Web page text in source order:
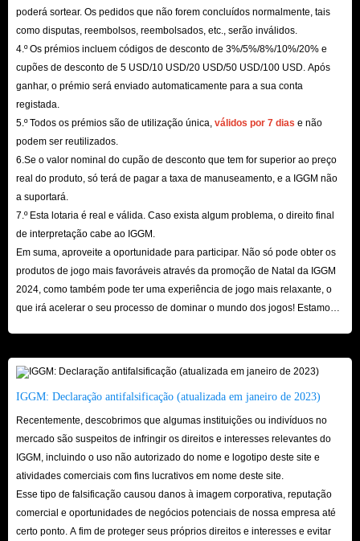
notar ofertas a chegar ao seu telefone. Antes de fechar um acordo, no
entanto, faça uma contraproposta para que possa ganhar mais dinheiro
por cada produto vendido. À medida que desbloqueia as opções
realmente caras mais à frente no jogo, o dinheiro que pode ganhar com
Servir um cliente: pode fazer sentido mostrar o seu produto a vários
clientes e pedir ofertas maiores, mas entregar rapidamente dá-lhe
recompensas extra. Atender um cliente irá ajudá-lo a alcançá-lo em
menos tempo e a obter as recompensas disponíveis.
Atualização: após atingir níveis mais elevados, pode desbloquear mais
produtos para vender. Já não está limitado a Kush de baixo nível que é
vendido por um preço baixo. Se não fizer o upgrade, não poderá obter
as sementes de nível superior necessárias para fazer coisas como a
Lembre-se de guardar o seu progresso antes de começar para poder
recarregar sempre que perder e guardar sempre que ganhar. O blackjack
dinheiro rapidamente.
Isto é praticamente tudo o que pode fazer para obter muito dinheiro da
Tabela I, mas esteja ciente de que estes métodos são arriscados, pelo que
não há uma forma mágica de ficar rico em pouco tempo, a menos que opte
por comprar dinheiro da Tabela I de uma fonte fiável como o IGGM.com!
poderá sortear. Os pedidos que não forem concluídos normalmente, tais
como disputas, reembolsos, reembolsados, etc., serão inválidos.
4.º Os prémios incluem códigos de desconto de 3%/5%/8%/10%/20% e
cupões de desconto de 5 USD/10 USD/20 USD/50 USD/100 USD. Após
ganhar, o prémio será enviado automaticamente para a sua conta
registada.
5.º Todos os prémios são de utilização única, válidos por 7 dias e não
podem ser reutilizados.
6.Se o valor nominal do cupão de desconto que tem for superior ao preço
real do produto, só terá de pagar a taxa de manuseamento, e a IGGM não
a suportará.
7.º Esta lotaria é real e válida. Caso exista algum problema, o direito final
de interpretação cabe ao IGGM.
Em suma, aproveite a oportunidade para participar. Não só pode obter os
produtos de jogo mais favoráveis ​​através da promoção de Natal da IGGM
2024, como também pode ter uma experiência de jogo mais relaxante, o
que irá acelerar o seu processo de dominar o mundo dos jogos! Estamos
IGGM: Declaração antifalsificação (atualizada em janeiro de 2023)
Recentemente, descobrimos que algumas instituições ou indivíduos no
mercado são suspeitos de infringir os direitos e interesses relevantes do
IGGM, incluindo o uso não autorizado do nome e logotipo deste site e
atividades comerciais com fins lucrativos em nome deste site.
Esse tipo de falsificação causou danos à imagem corporativa, reputação
comercial e oportunidades de negócios potenciais de nossa empresa até
certo ponto. A fim de proteger seus próprios direitos e interesses e evitar